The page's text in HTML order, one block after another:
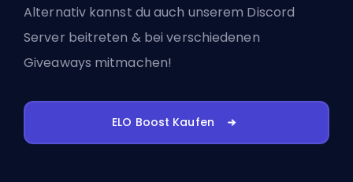
Alternativ kannst du auch unserem Discord
Server beitreten & bei verschiedenen
Giveaways mitmachen!
ELO Boost Kaufen